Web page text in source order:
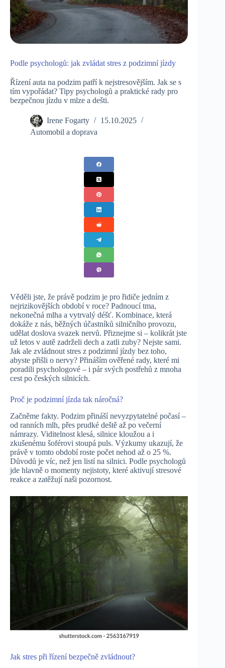
Podle psychologů: jak zvládat stres z podzimní jízdy
Řízení auta na podzim patří k nejstresovějším. Jak se s
tím vypořádat? Tipy psychologů a praktické rady pro
bezpečnou jízdu v mlze a dešti.
Irene Fogarty
15.10.2025
Automobil a doprava
Věděli jste, že právě podzim je pro řidiče jedním z
nejrizikovějších období v roce? Padnoucí tma,
nekonečná mlha a vytrvalý déšť. Kombinace, která
dokáže z nás, běžných účastníků silničního provozu,
udělat doslova svazek nervů. Přiznejme si – kolikrát jste
už letos v autě zadrželi dech a zatli zuby? Nejste sami.
Jak ale zvládnout stres z podzimní jízdy bez toho,
abyste přišli o nervy? Přináším ověřené rady, které mi
poradili psychologové – i pár svých postřehů z mnoha
cest po českých silnicích.
Proč je podzimní jízda tak náročná?
Začněme fakty. Podzim přináší nevyzpytatelné počasí –
od ranních mlh, přes prudké deště až po večerní
námrazy. Viditelnost klesá, silnice kloužou a i
zkušenému šoférovi stoupá puls. Výzkumy ukazují, že
právě v tomto období roste počet nehod až o 25 %.
Důvodů je víc, než jen listí na silnici. Podle psychologů
jde hlavně o momenty nejistoty, které aktivují stresové
reakce a zatěžují naši pozornost.
Jak stres při řízení bezpečně zvládnout?